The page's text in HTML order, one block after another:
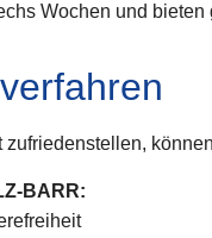
Wochen und bieten